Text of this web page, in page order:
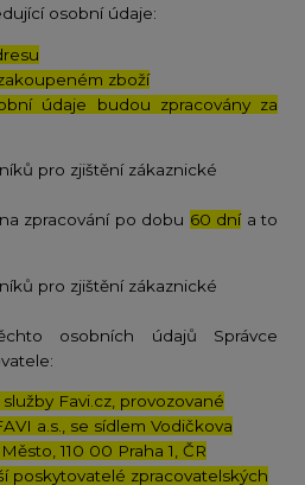
osobní údaje:
zboží
údaje budou zpracovány za
pro zjištění zákaznické
zpracování po dobu 60 dnía to
pro zjištění zákaznické
osobních údajů Správce
Favi.cz, provozované
a.s., se sídlem Vodičkova
110 00 Praha 1, ČR
poskytovatelé zpracovatelských